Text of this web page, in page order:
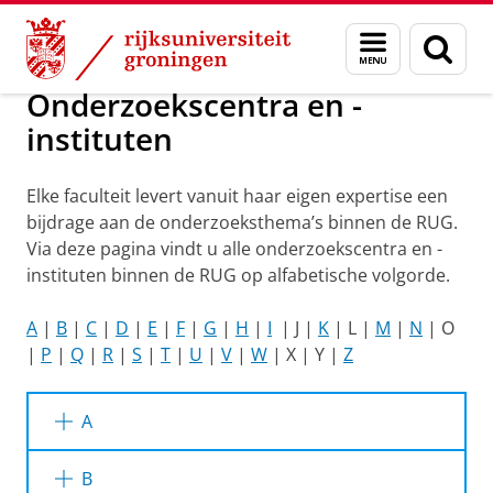
Skip
Content
Skip
Navigation
Menu
en
zoeken
Onderzoek
Onderzoekscentra en -
instituten
Elke faculteit levert vanuit haar eigen expertise een
bijdrage aan de onderzoeksthema’s binnen de RUG.
Via deze pagina vindt u alle onderzoekscentra en -
instituten binnen de RUG op alfabetische volgorde.
A | B | C | D | E | F | G | H | I | J | K | L | M | N | O
| P | Q | R | S | T | U | V | W | X | Y | Z
A
A
B